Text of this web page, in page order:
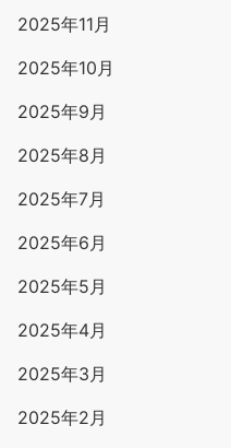
2025年11月
2025年10月
2025年9月
2025年8月
2025年7月
2025年6月
2025年5月
2025年4月
2025年3月
2025年2月